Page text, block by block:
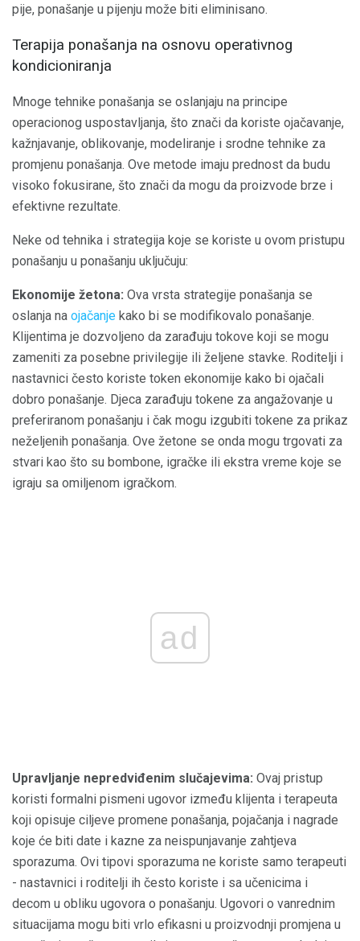
pije, ponašanje u pijenju može biti eliminisano.
Terapija ponašanja na osnovu operativnog
kondicioniranja
Mnoge tehnike ponašanja se oslanjaju na principe
operacionog uspostavljanja, što znači da koriste ojačavanje,
kažnjavanje, oblikovanje, modeliranje i srodne tehnike za
promjenu ponašanja. Ove metode imaju prednost da budu
visoko fokusirane, što znači da mogu da proizvode brze i
efektivne rezultate.
Neke od tehnika i strategija koje se koriste u ovom pristupu
ponašanju u ponašanju uključuju:
Ekonomije žetona: Ova vrsta strategije ponašanja se
oslanja na ojačanje kako bi se modifikovalo ponašanje.
Klijentima je dozvoljeno da zarađuju tokove koji se mogu
zameniti za posebne privilegije ili željene stavke. Roditelji i
nastavnici često koriste token ekonomije kako bi ojačali
dobro ponašanje. Djeca zarađuju tokene za angažovanje u
preferiranom ponašanju i čak mogu izgubiti tokene za prikaz
neželjenih ponašanja. Ove žetone se onda mogu trgovati za
stvari kao što su bombone, igračke ili ekstra vreme koje se
igraju sa omiljenom igračkom.
ad
Upravljanje nepredviđenim slučajevima: Ovaj pristup
koristi formalni pismeni ugovor između klijenta i terapeuta
koji opisuje ciljeve promene ponašanja, pojačanja i nagrade
koje će biti date i kazne za neispunjavanje zahtjeva
sporazuma. Ovi tipovi sporazuma ne koriste samo terapeuti
- nastavnici i roditelji ih često koriste i sa učenicima i
decom u obliku ugovora o ponašanju. Ugovori o vanrednim
situacijama mogu biti vrlo efikasni u proizvodnji promjena u